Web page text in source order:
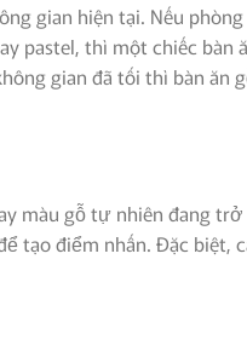
gian hiện tại. Nếu
pastel, thì một chiếc bàn
gian đã tối thì bàn ăn
màu gỗ tự nhiên đang
tạo điểm nhấn. Đặc biệt,